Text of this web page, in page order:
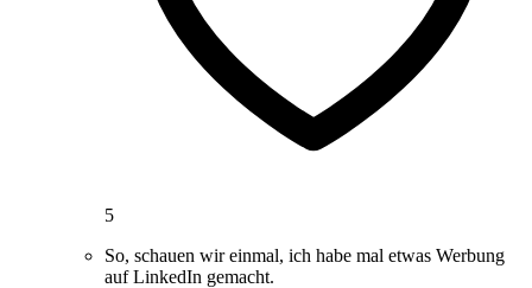
5
So, schauen wir einmal, ich habe mal etwas Werbung
auf LinkedIn gemacht.